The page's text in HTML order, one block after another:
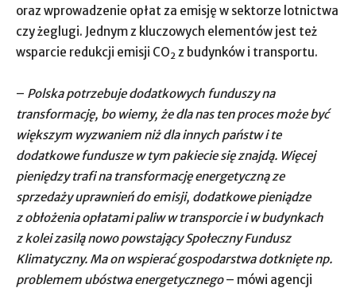
oraz wprowadzenie opłat za emisję w sektorze lotnictwa
czy żeglugi. Jednym z kluczowych elementów jest też
wsparcie redukcji emisji CO2 z budynków i transportu.
– Polska potrzebuje dodatkowych funduszy na
transformację, bo wiemy, że dla nas ten proces może być
większym wyzwaniem niż dla innych państw i te
dodatkowe fundusze w tym pakiecie się znajdą. Więcej
pieniędzy trafi na transformację energetyczną ze
sprzedaży uprawnień do emisji, dodatkowe pieniądze
z obłożenia opłatami paliw w transporcie i w budynkach
z kolei zasilą nowo powstający Społeczny Fundusz
Klimatyczny. Ma on wspierać gospodarstwa dotknięte np.
problemem ubóstwa energetycznego– mówi agencji